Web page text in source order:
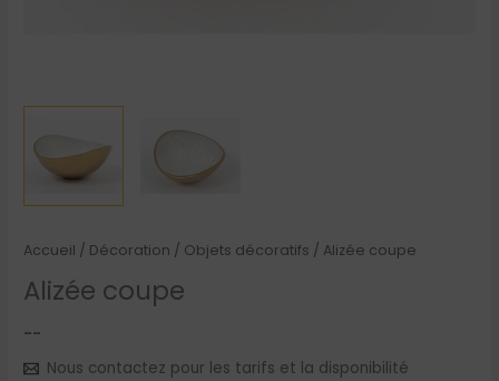
Accueil / Décoration / Objets décoratifs / Alizée coupe
Alizée coupe
--
Nous contactez pour les tarifs et la disponibilité